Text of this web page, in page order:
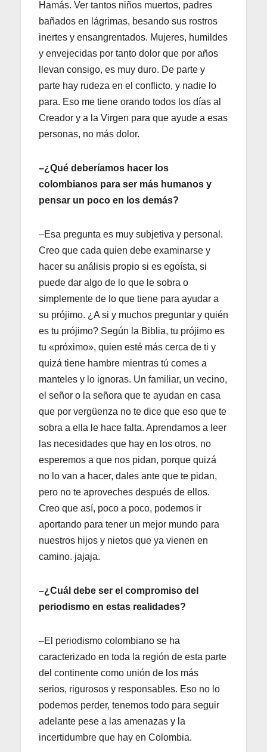
Hamás. Ver tantos niños muertos, padres
bañados en lágrimas, besando sus rostros
inertes y ensangrentados. Mujeres, humildes
y envejecidas por tanto dolor que por años
llevan consigo, es muy duro. De parte y
parte hay rudeza en el conflicto, y nadie lo
para. Eso me tiene orando todos los días al
Creador y a la Virgen para que ayude a esas
personas, no más dolor.
–¿Qué deberíamos hacer los
colombianos para ser más humanos y
pensar un poco en los demás?
–Esa pregunta es muy subjetiva y personal.
Creo que cada quien debe examinarse y
hacer su análisis propio si es egoísta, si
puede dar algo de lo que le sobra o
simplemente de lo que tiene para ayudar a
su prójimo. ¿A si y muchos preguntar y quién
es tu prójimo? Según la Biblia, tu prójimo es
tu «próximo», quien esté más cerca de ti y
quizá tiene hambre mientras tú comes a
manteles y lo ignoras. Un familiar, un vecino,
el señor o la señora que te ayudan en casa
que por vergüenza no te dice que eso que te
sobra a ella le hace falta. Aprendamos a leer
las necesidades que hay en los otros, no
esperemos a que nos pidan, porque quizá
no lo van a hacer, dales ante que te pidan,
pero no te aproveches después de ellos.
Creo que así, poco a poco, podemos ir
aportando para tener un mejor mundo para
nuestros hijos y nietos que ya vienen en
camino. jajaja.
–¿Cuál debe ser el compromiso del
periodismo en estas realidades?
–El periodismo colombiano se ha
caracterizado en toda la región de esta parte
del continente como unión de los más
serios, rigurosos y responsables. Eso no lo
podemos perder, tenemos todo para seguir
adelante pese a las amenazas y la
incertidumbre que hay en Colombia.